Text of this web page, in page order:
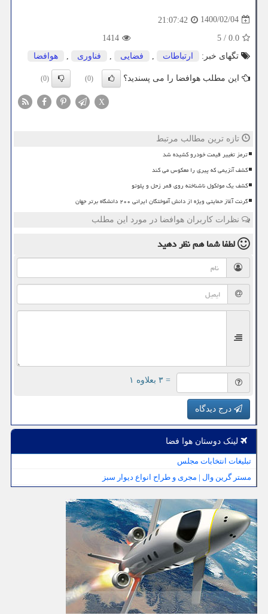
1400/02/04
21:07:42
0.0
/
5
1414
تگهای خبر:
ارتباطات , فضایی , فناوری , هوافضا
این مطلب هوافضا را می پسندید؟ (0)
(0)
X
تازه ترین مطالب مرتبط
ترمز تغییر قیمت خودرو کشیده شد
کشف آنزیمی که پیری را معکوس می کند
کشف یک مولکول ناشناخته روی قمر زحل و پلوتو
گرنت آغاز حمایتی ویژه از دانش آموختگان ایرانی ۲۰۰ دانشگاه برتر جهان
نظرات کاربران هوافضا در مورد این مطلب
لطفا شما همنظر دهید
= ۳ بعلاوه ۱
درج دیدگاه
لینک دوستان هوا فضا
تبلیغات انتخابات مجلس
مستر گرین وال | مجری و طراح انواع دیوار سبز